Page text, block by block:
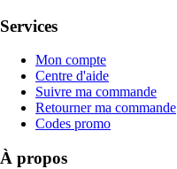
Services
Mon compte
Centre d'aide
Suivre ma commande
Retourner ma commande
Codes promo
À propos